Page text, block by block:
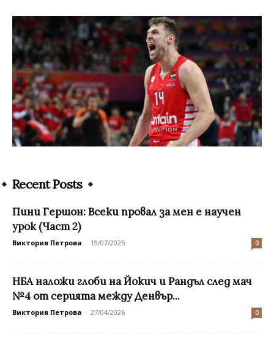
Recent Posts
Пини Гершон: Всеки провал за мен е научен
урок (Част 2)
Виктория Петрова - 19/07/2025 0
НБА наложи глоби на Йокич и Рандъл след мач
№4 от серията между Денвър...
Виктория Петрова - 27/04/2026 0